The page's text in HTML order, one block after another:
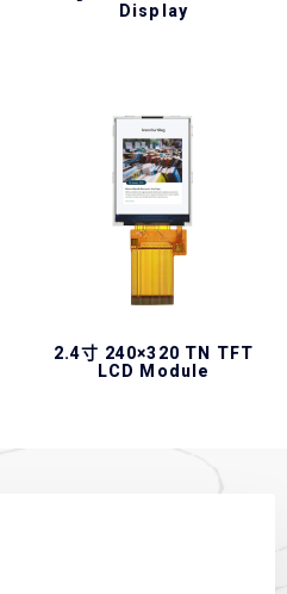
Display
2.4寸 240×320 TN TFT
LCD Module